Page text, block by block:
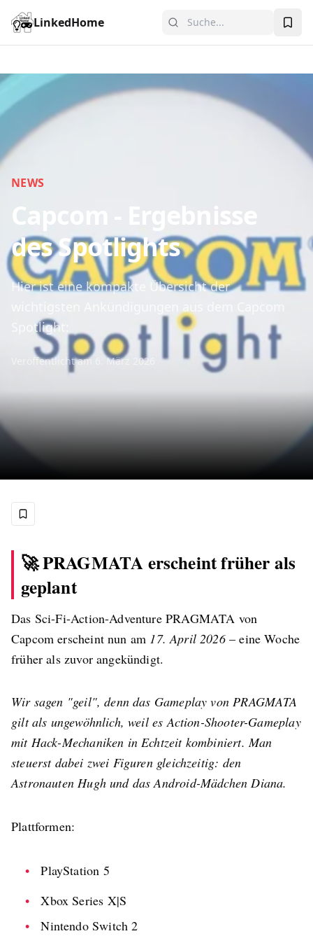
LinkedHome
NEWS
Capcom - Ergebnisse
des Spotlights
Hier ist eine kompakte Übersicht der
wichtigsten Ankündigungen aus dem Capcom
Spotlight:
Veröffentlicht am 6. März 2026
🚀 PRAGMATA erscheint früher als
geplant
Das Sci-Fi-Action-Adventure PRAGMATA von
Capcom erscheint nun am 17. April 2026– eine Woche
früher als zuvor angekündigt.
Wir sagen "geil", denn das Gameplay von PRAGMATA
gilt als ungewöhnlich, weil es Action-Shooter-Gameplay
mit Hack-Mechaniken in Echtzeit kombiniert. Man
steuerst dabei zwei Figuren gleichzeitig: den
Astronauten Hugh und das Android-Mädchen Diana.
Plattformen:
PlayStation 5
Xbox Series X|S
Nintendo Switch 2